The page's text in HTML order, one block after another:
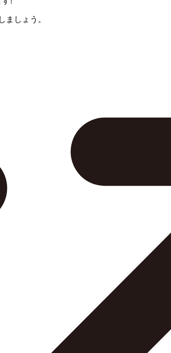
ましょう。